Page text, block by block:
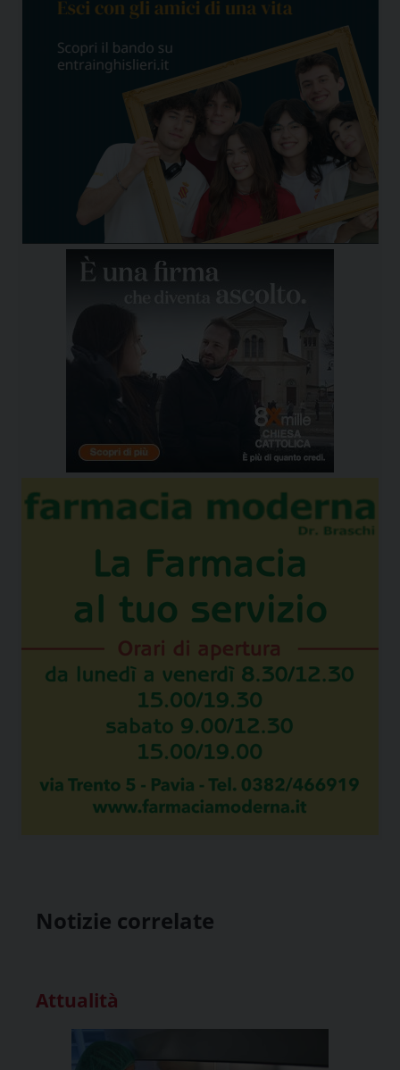
Notizie correlate
Attualità